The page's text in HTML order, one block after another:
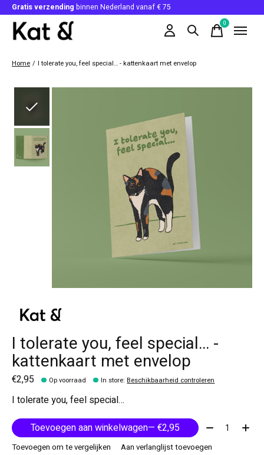
Gratis verzending binnen Nederland vanaf € 75
0items
Home / I tolerate you, feel special… - kattenkaart met envelop
I tolerate you, feel special… -
kattenkaart met envelop
€2,95 Op voorraad In store:Beschikbaarheid controleren
I tolerate you, feel special…
Toevoegen aan winkelwagen
— €2,95 Aantal:
Toevoegen om te vergelijken
Aan verlanglijst toevoegen